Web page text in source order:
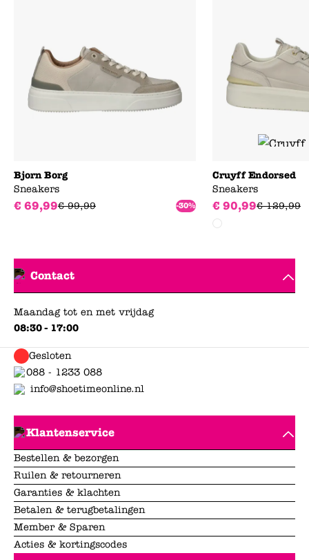
Bjorn Borg
Sneakers
€ 69,99€ 99,99 -30%
Cruyff Endorsed
Sneakers
€ 90,99€ 129,99
Contact
Maandag tot en met vrijdag
08:30 - 17:00
Gesloten
088 - 1233 088
info@shoetimeonline.nl
Klantenservice
Bestellen & bezorgen
Ruilen & retourneren
Garanties & klachten
Betalen & terugbetalingen
Member & Sparen
Acties & kortingscodes